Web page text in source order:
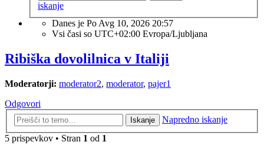
iskanje
Danes je Po Avg 10, 2026 20:57
Vsi časi so UTC+02:00 Evropa/Ljubljana
Ribiška dovolilnica v Italiji
Moderatorji: moderator2, moderator, pajer1
Odgovori
Iskanje
Napredno iskanje
5 prispevkov • Stran 1 od 1